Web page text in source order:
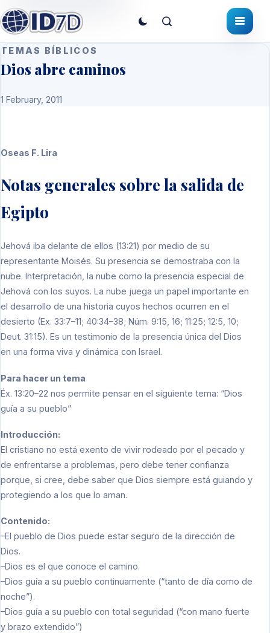
TEMAS BÍBLICOS
Dios abre caminos
1 February, 2011
Oseas F. Lira
Notas generales sobre la salida de
Egipto
Jehová iba delante de ellos (13:21) por medio de su
representante Moisés. Su presencia se demostraba con la
nube. Interpretación, la nube como la presencia especial de
Jehová con los suyos. La nube juega un papel importante en
el desarrollo de una historia cuyos hechos ocurren en el
desierto (Ex. 33:7–11; 40:34–38; Núm. 9:15, 16; 11:25; 12:5, 10;
Deut. 31:15). Es un testimonio de la presencia única del Dios
en una forma viva y dinámica con Israel.
Para hacer un tema
Éx. 13:20–22 nos permite pensar en el siguiente tema: “Dios
guía a su pueblo”
Introducción:
El cristiano no está exento de vivir rodeado por el pecado y
de enfrentarse a problemas, pero debe tener confianza
porque, si cree, debe saber que Dios siempre está guiando y
protegiendo a los que lo aman.
Contenido:
–El pueblo de Dios puede estar seguro de la dirección de
Dios.
–Dios es el que conoce el camino.
–Dios guía a su pueblo continuamente (“tanto de día como de
noche”).
–Dios guía a su pueblo con total seguridad (“con mano fuerte
y brazo extendido”)